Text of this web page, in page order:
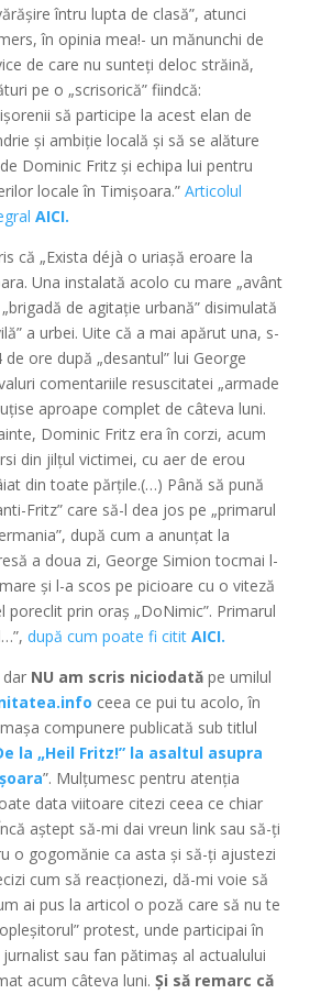
întru lupta de clasă”, atunci
în opinia mea!- un mănunchi de
de care nu sunteți deloc străină,
pe o „scrisorică” fiindcă:
să participe la acest elan de
și ambiție locală și să se alăture
Dominic Fritz și echipa lui pentru
locale în Timișoara.” Articolul
AICI.
că „Exista déjà o uriașă eroare la
Una instalată acolo cu mare „avânt
de agitație urbană” disimulată
a urbei. Uite că a mai apărut una, s-
de ore după „desantul” lui George
comentariile resuscitatei „armade
aproape complet de câteva luni.
Dominic Fritz era în corzi, acum
din jilțul victimei, cu aer de erou
din toate părțile.(…) Până să pună
Fritz” care să-l dea jos pe „primarul
după cum a anunțat la
a doua zi, George Simion tocmai l-
și l-a scos pe picioare cu o viteză
poreclit prin oraș „DoNimic”. Primarul
după cum poate fi citit AICI.
NU am scris niciodatăpe umilul
ceea ce pui tu acolo, în
compunere publicată sub titlul
la „Heil Fritz!” la asaltul asupra
”. Mulțumesc pentru atenția
data viitoare citezi ceea ce chiar
aștept să-mi dai vreun link sau să-ți
o gogomănie ca asta și să-ți ajustezi
cum să reacționezi, dă-mi voie să
ai pus la articol o poză care să nu te
protest, unde participai în
sau fan pătimaș al actualului
acum câteva luni. Și să remarc că